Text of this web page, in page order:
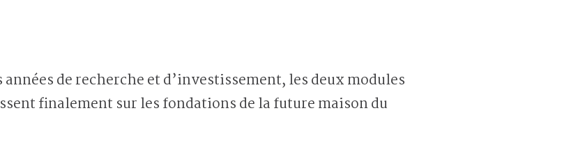
de recherche et d’investissement, les deux modules
finalement sur les fondations de la future maison du